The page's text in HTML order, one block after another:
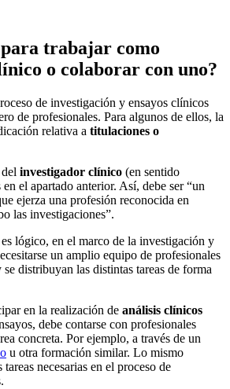
para trabajar como
o colaborar con uno?
de investigación y ensayos clínicos
de profesionales. Para algunos de ellos, la
relativa a titulaciones o
investigador clínico (en sentido
el apartado anterior. Así, debe ser “un
ejerza una profesión reconocida en
las investigaciones”.
lógico, en el marco de la investigación y
un amplio equipo de profesionales
distribuyan las distintas tareas de forma
en la realización de análisis clínicos
debe contarse con profesionales
concreta. Por ejemplo, a través de un
u otra formación similar. Lo mismo
tareas necesarias en el proceso de